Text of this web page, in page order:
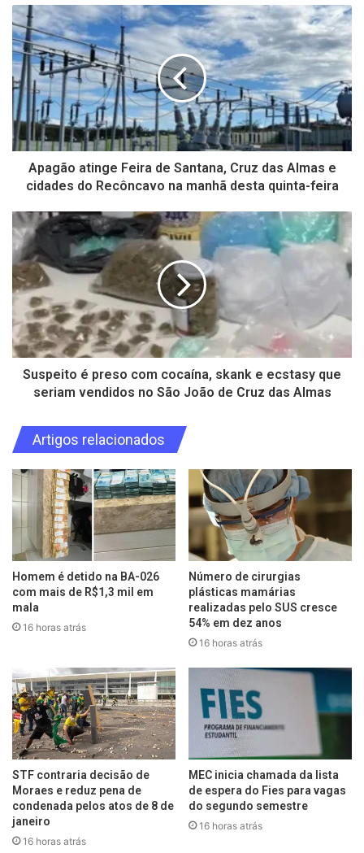
Apagão atinge Feira de Santana, Cruz das Almas e
cidades do Recôncavo na manhã desta quinta-feira
Suspeito é preso com cocaína, skank e ecstasy que
seriam vendidos no São João de Cruz das Almas
Artigos relacionados
Homem é detido na BA-026
com mais de R$1,3 mil em
mala
16 horas atrás
Número de cirurgias
plásticas mamárias
realizadas pelo SUS cresce
54% em dez anos
16 horas atrás
STF contraria decisão de
Moraes e reduz pena de
condenada pelos atos de 8 de
janeiro
16 horas atrás
MEC inicia chamada da lista
de espera do Fies para vagas
do segundo semestre
16 horas atrás